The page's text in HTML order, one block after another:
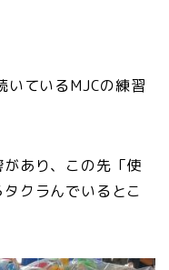
いているMJCの練習
あり、この先「使
クラんでいるとこ